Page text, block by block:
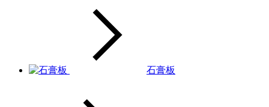
石膏板